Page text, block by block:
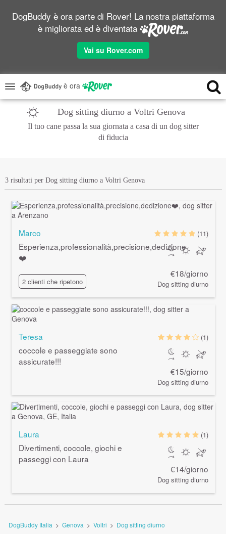
DogBuddy è ora parte di Rover! La nostra piattaforma
è migliorata ed è diventata
Vai su Rover.com
è ora
Dog sitting diurno a Voltri Genova
Il tuo cane passa la sua giornata a casa di un dog sitter
di fiducia
3 risultati per Dog sitting diurno a Voltri Genova
Marco
Esperienza,professionalità,precisione,dedizione
❤️
2 clienti che ripetono
(11)
€18/giorno
Dog sitting diurno
Teresa
coccole e passeggiate sono
assicurate!!!
(1)
€15/giorno
Dog sitting diurno
Laura
Divertimenti, coccole, giochi e
passeggi con Laura
(1)
€14/giorno
Dog sitting diurno
DogBuddy Italia > Genova > Voltri > Dog sitting diurno